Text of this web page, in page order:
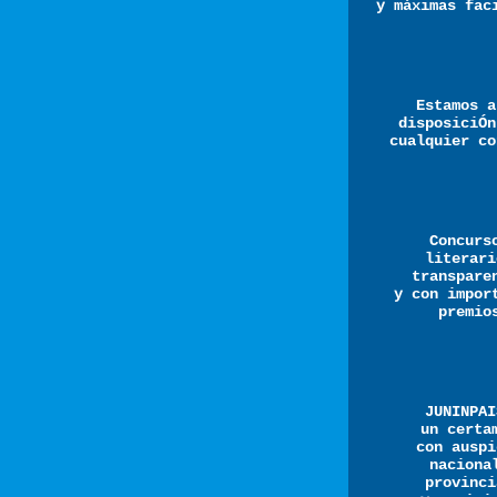
y máximas
Estamos
cualquier
y con
un
con